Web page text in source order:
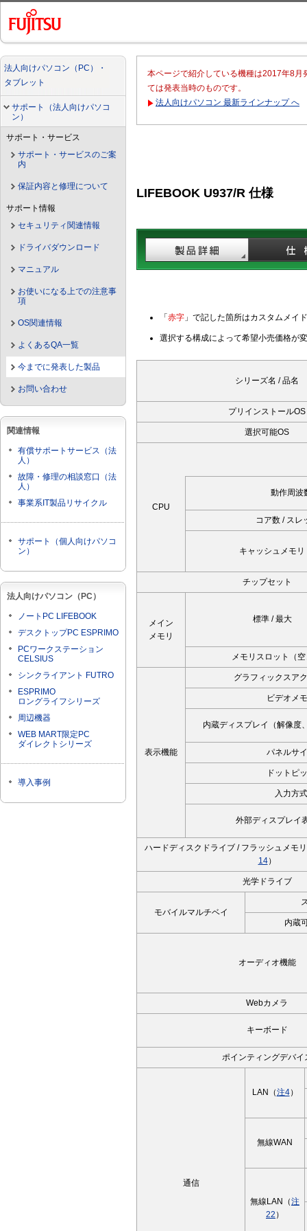
法人向けパソコン（PC）・
タブレット
サポート（法人向けパソコ
ン）
サポート・サービス
サポート・サービスのご案
内
保証内容と修理について
サポート情報
セキュリティ関連情報
ドライバダウンロード
マニュアル
お使いになる上での注意事
項
OS関連情報
よくあるQA一覧
今までに発表した製品
お問い合わせ
関連情報
有償サポートサービス（法
人）
故障・修理の相談窓口（法
人）
事業系IT製品リサイクル
サポート（個人向けパソコ
ン）
法人向けパソコン（PC）
ノートPC LIFEBOOK
デスクトップPC ESPRIMO
PCワークステーション
CELSIUS
シンクライアント FUTRO
ESPRIMO
ロングライフシリーズ
周辺機器
WEB MART限定PC
ダイレクトシリーズ
導入事例
本ページで紹介している機種は2017年8
ては発表当時のものです。
法人向けパソコン 最新ラインナップ へ
LIFEBOOK U937/R 仕様
「 赤字」で記した箇所はカスタムメイ
選択する構成によって希望小売価格が
シリーズ名 / 品名
プリインストールOS
選択可能OS
CPU
動作周波
コア数 / スレ
キャッシュメモリ
チップセット
メイン
メモリ
標準 / 最大
メモリスロット（
表示機能
グラフィックスア
ビデオメ
内蔵ディスプレイ（解像度
パネルサ
ドットピ
入力方式
外部ディスプレイ
ハードディスクドライブ / フラッシュメモ
14）
光学ドライブ
モバイルマルチベイ
内蔵
オーディオ機能
Webカメラ
キーボード
ポインティングデバイ
通信
LAN（注4）
無線WAN
無線LAN（注
22 ）